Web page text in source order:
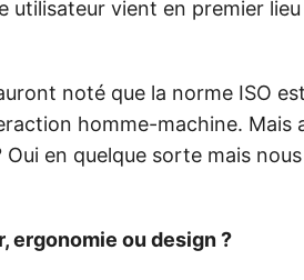
utilisateur vient en premier
noté que la norme ISO
homme-machine. Mais
Oui en quelque sorte mais
ergonomie ou design ?